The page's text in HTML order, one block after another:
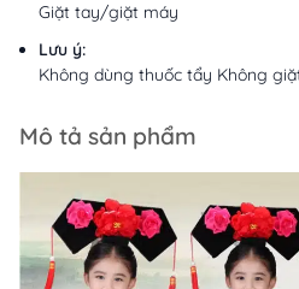
Giặt tay/giặt máy
Lưu ý:
Không dùng thuốc tẩy Không
Mô tả sản phẩm